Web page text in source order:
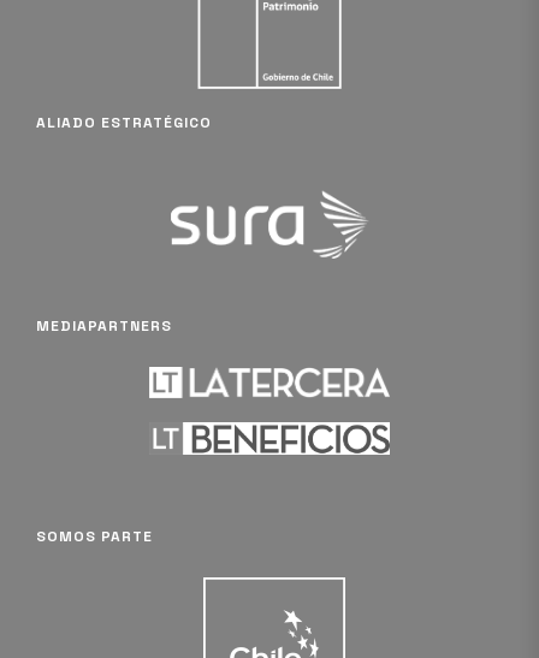
ALIADO ESTRATÉGICO
MEDIAPARTNERS
SOMOS PARTE